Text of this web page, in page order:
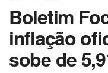
Boletim
inflação
sobe de